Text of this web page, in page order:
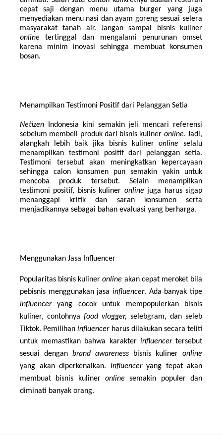
cepat saji dengan menu utama burger yang juga
menyediakan menu nasi dan ayam goreng sesuai selera
online tertinggal dan mengalami penurunan omset
karena minim inovasi sehingga membuat konsumen
bosan.
Menampilkan Testimoni Positif dari Pelanggan Setia
Netizen Indonesia kini semakin jeli mencari referensi
sebelum membeli produk dari bisnis kuliner online. Jadi,
alangkah lebih baik jika bisnis kuliner online selalu
menampilkan testimoni positif dari pelanggan setia.
Testimoni tersebut akan meningkatkan kepercayaan
sehingga calon konsumen pun
semakin yakin untuk
mencoba produk tersebut. Selain menampilkan
testimoni positif, bisnis kuliner online juga harus sigap
menanggapi kritik dan saran konsumen serta
menjadikannya sebagai bahan evaluasi yang berharga.
Menggunakan Jasa Influencer
Popularitas bisnis kuliner online akan cepat meroket bila
pebisnis menggunakan jasa influencer
influencer yang cocok untuk mempopulerkan bisnis
kuliner, contohnya food vlogger, selebgram, dan seleb
Tiktok. Pemilihan influencer harus dilakukan secara teliti
untuk memastikan bahwa karakter influencer tersebut
sesuai dengan brand awareness bisnis kuliner
yang akan diperkenalkan. Influencer yang tepat akan
membuat bisnis kuliner online semakin populer dan
diminati banyak orang.